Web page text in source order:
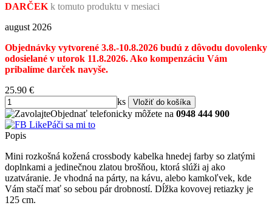
DARČEK k tomuto produktu v mesiaci
august 2026
Objednávky vytvorené 3.8.-10.8.2026 budú z dôvodu dovolenky
odosielané v utorok 11.8.2026. Ako kompenzáciu Vám
pribalíme darček navyše.
25.90 €
ks
Objednať telefonicky môžete na 0948 444 900
Páči sa mi to
Popis
Mini rozkošná kožená crossbody kabelka hnedej farby so zlatými
doplnkami a jedinečnou zlatou brošňou, ktorá slúži aj ako
uzatváranie. Je vhodná na párty, na kávu, alebo kamkoľvek, kde
Vám stačí mať so sebou pár drobností. Dĺžka kovovej retiazky je
125 cm.